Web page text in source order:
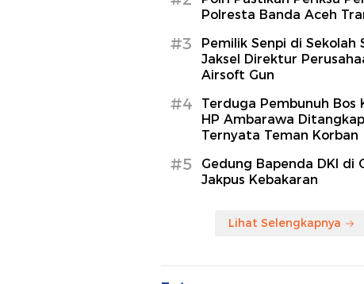
Polresta Banda Aceh
#3
Pemilik Senpi di Sekolah
Jaksel Direktur
Airsoft Gun
#4
Terduga Pembunuh Bos
HP Ambarawa
Ternyata Teman Korban
#5
Gedung Bapenda DKI di
Jakpus Kebakaran
Lihat Selengkapnya